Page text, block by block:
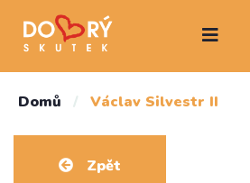
Domů / Václav Silvestr II
Zpět